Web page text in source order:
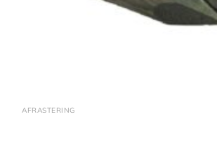
AFRASTERING